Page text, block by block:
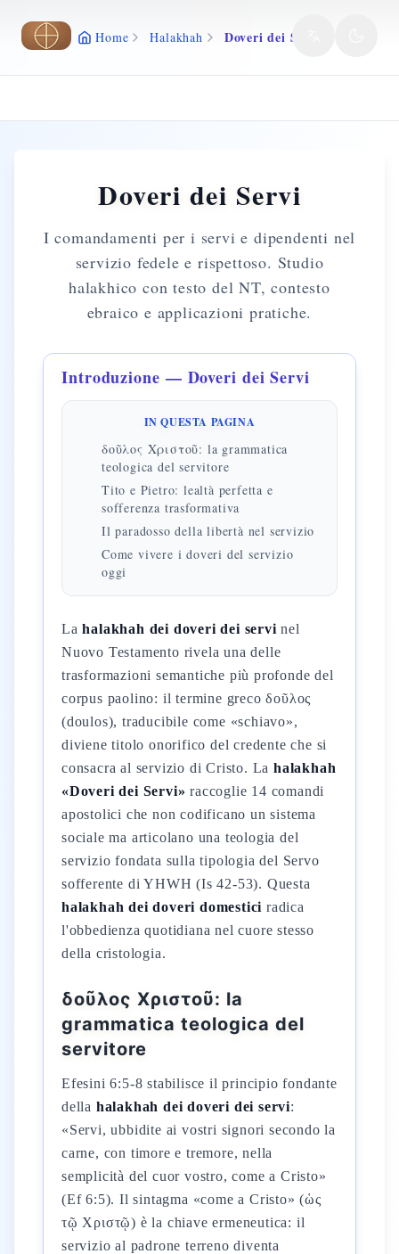
Vai al contenuto principale
Home Halakhah Doveri dei Servi
Doveri dei Servi
I comandamenti per i servi e dipendenti nel
servizio fedele e rispettoso. Studio
halakhico con testo del NT, contesto
ebraico e applicazioni pratiche.
Introduzione — Doveri dei Servi
IN QUESTA PAGINA
δοῦλος Χριστοῦ: la grammatica
teologica del servitore
Tito e Pietro: lealtà perfetta e
sofferenza trasformativa
Il paradosso della libertà nel servizio
Come vivere i doveri del servizio
oggi
Lahalakhah dei doveri dei servi nel
Nuovo Testamento rivela una delle
trasformazioni semantiche più profonde del
corpus paolino: il termine greco δοῦλος
(doulos), traducibile come «schiavo»,
diviene titolo onorifico del credente che si
consacra al servizio di Cristo. Lahalakhah
«Doveri dei Servi» raccoglie 14 comandi
apostolici che non codificano un sistema
sociale ma articolano una teologia del
servizio fondata sulla tipologia del Servo
sofferente di YHWH (Is 42-53). Questa
halakhah dei doveri domestici radica
l'obbedienza quotidiana nel cuore stesso
della cristologia.
δοῦλος Χριστοῦ: la
grammatica teologica del
servitore
Efesini 6:5-8 stabilisce il principio fondante
della halakhah dei doveri dei servi:
«Servi, ubbidite ai vostri signori secondo la
carne, con timore e tremore, nella
semplicità del cuor vostro, come a Cristo»
(Ef 6:5). Il sintagma «come a Cristo» (ὡς
τῷ Χριστῷ) è la chiave ermeneutica: il
servizio al padrone terreno diventa